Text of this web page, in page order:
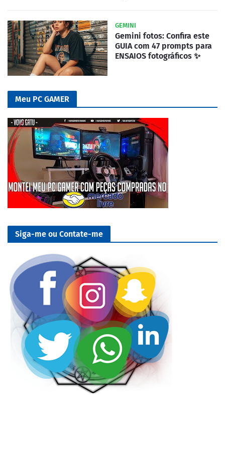
GEMINI
Gemini fotos: Confira este
GUIA com 47 prompts para
ENSAIOS fotográficos ✨
Meu PC GAMER
Siga-me ou Contate-me